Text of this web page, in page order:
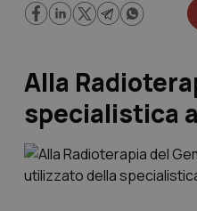
Alla
specialistica